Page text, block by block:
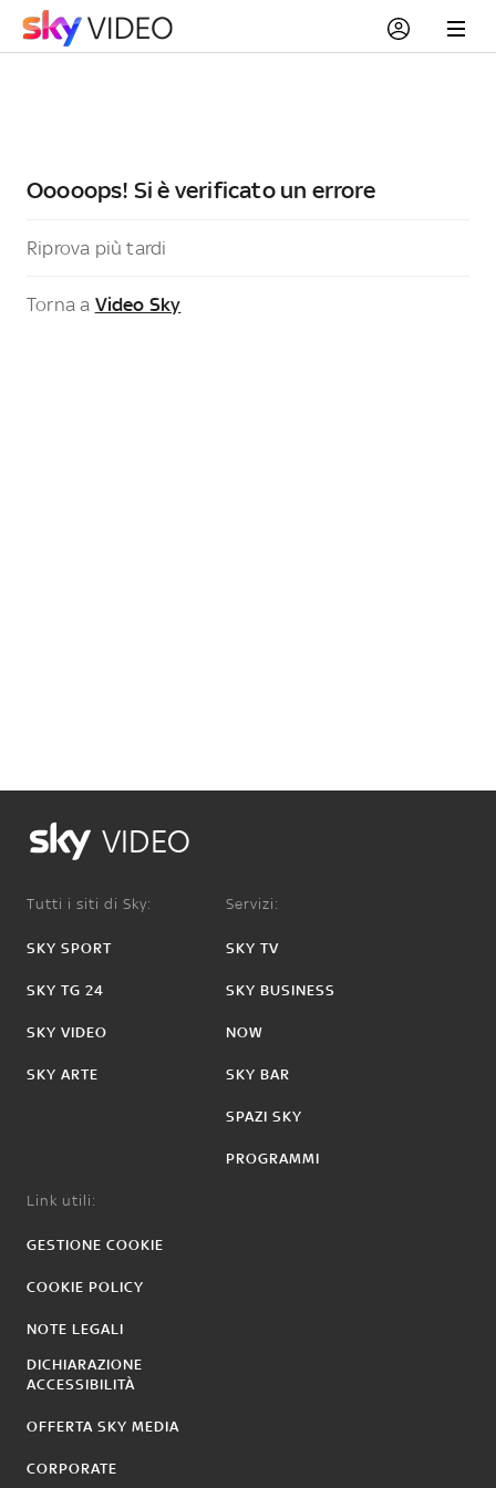
Ooooops! Si è verificato un errore
Riprova più tardi
Torna a Video Sky
VIDEO
Tutti i siti di Sky:
SKY SPORT
SKY TG 24
SKY VIDEO
SKY ARTE
Servizi:
SKY TV
SKY BUSINESS
NOW
SKY BAR
SPAZI SKY
PROGRAMMI
Link utili:
GESTIONE COOKIE
COOKIE POLICY
NOTE LEGALI
DICHIARAZIONE
ACCESSIBILITÀ
OFFERTA SKY MEDIA
CORPORATE